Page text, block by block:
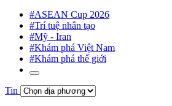
#ASEAN Cup 2026
#Trí tuệ nhân tạo
#Mỹ - Iran
#Khám phá Việt Nam
#Khám phá thế giới
Tin